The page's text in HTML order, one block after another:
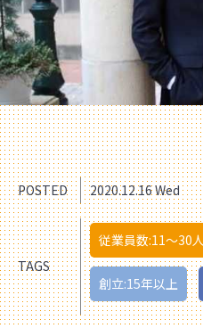
POSTED 2020.12.16 Wed
TAGS
従業員数:11〜30人
創立:15年以上